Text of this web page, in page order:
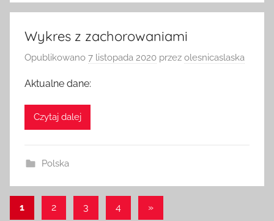
Wykres z zachorowaniami
Opublikowano 7 listopada 2020 przez olesnicaslaska
Aktualne dane:
Czytaj dalej
Polska
Stronicowanie
1 2 3 4
Następne
»